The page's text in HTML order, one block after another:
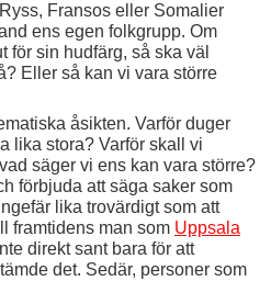
Fransos eller Somalier
ens egen folkgrupp. Om
för sin hudfärg, så ska väl
Eller så kan vi vara större
åsikten. Varför duger
lika stora? Varför skall vi
säger vi ens kan vara större?
förbjuda att säga saker som
lika trovärdigt som att
framtidens man som Uppsala
direkt sant bara för att
det. Sedär, personer som